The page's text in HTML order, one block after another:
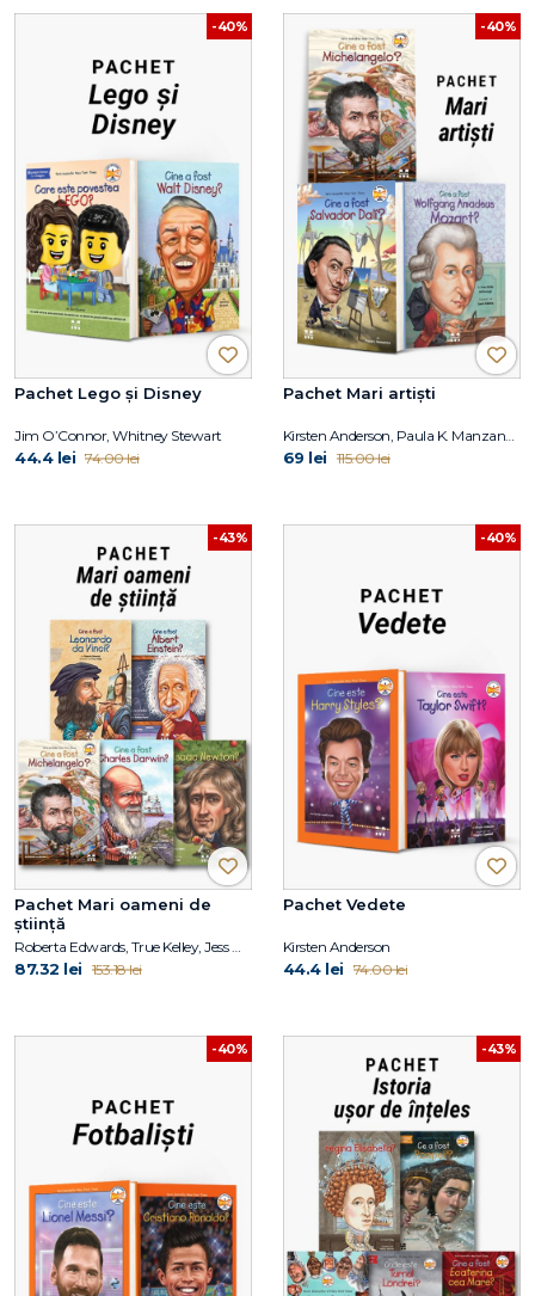
-40%
Pachet Lego și Disney
Jim O’Connor, Whitney Stewart
44.4 lei 74.00 lei
-40%
Pachet Mari artiști
Kirsten Anderson, Paula K. Manzanero, Yona Zeldis McDonough, Carrie Robbins
69 lei 115.00 lei
-43%
Pachet Mari oameni de
știință
Roberta Edwards, True Kelley, Jess M. Brallier, Robert Andrew Parker, Kirsten Anderson, Deborah Hopkinson, Janet B. Pascal, Tim Foley
87.32 lei 153.18 lei
-40%
Pachet Vedete
Kirsten Anderson
44.4 lei 74.00 lei
-40% -43%